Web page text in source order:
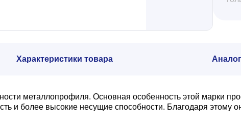
Характеристики товара
металлопрофиля. Основная особенность этой марки
и более высокие несущие способности. Благодаря этому